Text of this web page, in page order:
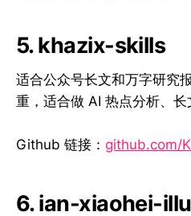
5. khazix-skills
适合公众号长文和万字研究
重，适合做 AI 热点分析、长
Github 链接： github.com/
6. ian-xiaohei-